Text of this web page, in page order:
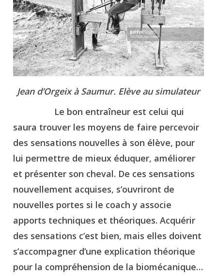
Jean d’Orgeix à Saumur. Elève au simulateur
Le bon entraîneur est celui qui
saura trouver les moyens de faire percevoir
des sensations nouvelles à son élève, pour
lui permettre de mieux éduquer, améliorer
et présenter son cheval. De ces sensations
nouvellement acquises, s’ouvriront de
nouvelles portes si le coach y associe
apports techniques et théoriques. Acquérir
des sensations c’est bien, mais elles doivent
s’accompagner d’une explication théorique
pour la compréhension de la biomécanique…